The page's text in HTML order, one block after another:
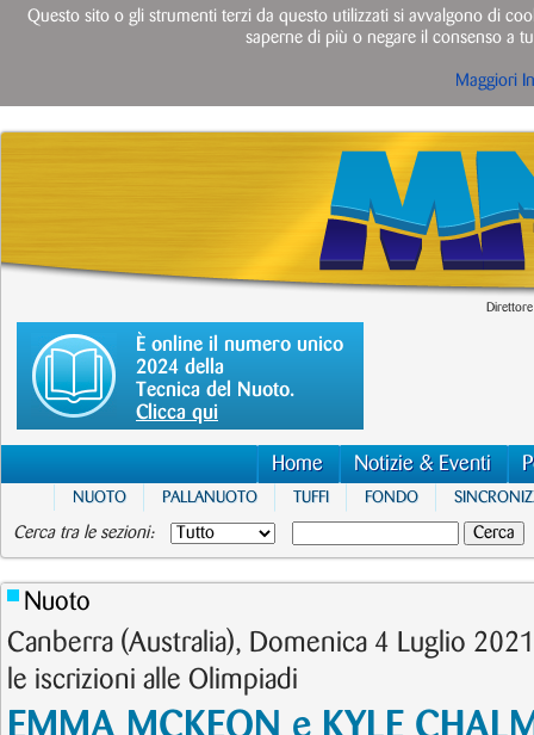
È online il numero unico
2024 della
Tecnica del Nuoto.
Clicca qui
Home Notizie & Eventi
NUOTO PALLANUOTO TUFFI FONDO
Cerca tra le sezioni:
Nuoto
Canberra (Australia), Domenica 4 Luglio
le iscrizioni alle Olimpiadi
EMMA MCKEON e KYLE
Questo sito o gli strumenti terzi da questo utilizzati si avvalgono di
saperne di più o negare il consenso a
Maggiori